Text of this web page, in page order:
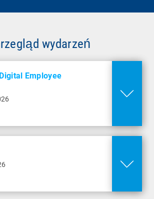
wydarzeń
Employee
Wisla